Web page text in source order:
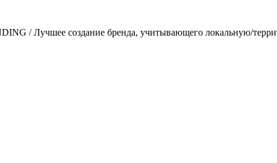
/ Лучшее создание бренда, учитывающего локальную/